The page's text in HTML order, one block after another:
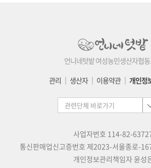
언니네텃밭 여성농민생산자협
관리 │ 생산자│ 이용약관│ 개인정
사업자번호 114-82-
통신판매업신고증번호 제2023-서울종로-
개인정보관리책임자 윤성